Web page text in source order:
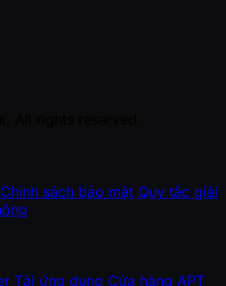
Chính sách bảo mật Quy tắc giải
Tải ứng dụng Cửa hàng APT